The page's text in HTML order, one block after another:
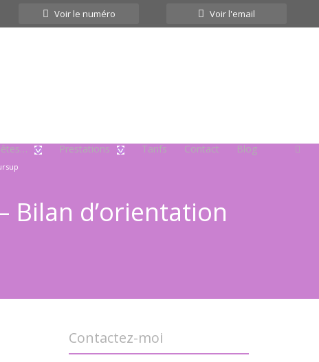
Voir le numéro Voir l'email
Prestations Tarifs Contact Blog
Bilan d’orientation
Contactez-moi